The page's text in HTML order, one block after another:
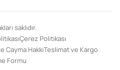
saklıdır.
Çerez Politikası
Cayma HakkıTeslimat ve Kargo
Formu